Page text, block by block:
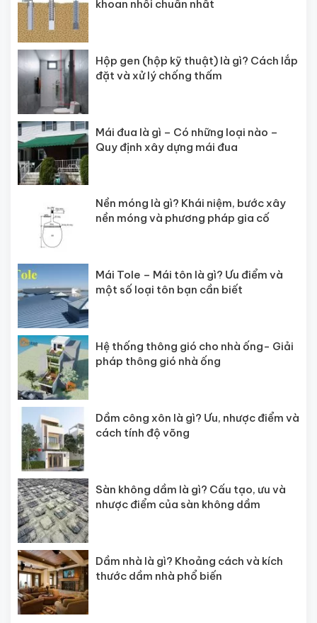
khoan nhồi chuẩn nhất
Hộp gen (hộp kỹ thuật) là gì? Cách lắp
đặt và xử lý chống thấm
Mái đua là gì – Có những loại nào –
Quy định xây dựng mái đua
Nền móng là gì? Khái niệm, bước xây
nền móng và phương pháp gia cố
Mái Tole – Mái tôn là gì? Ưu điểm và
một số loại tôn bạn cần biết
Hệ thống thông gió cho nhà ống- Giải
pháp thông gió nhà ống
Dầm công xôn là gì? Ưu, nhược điểm và
cách tính độ võng
Sàn không dầm là gì? Cấu tạo, ưu và
nhược điểm của sàn không dầm
Dầm nhà là gì? Khoảng cách và kích
thước dầm nhà phổ biến